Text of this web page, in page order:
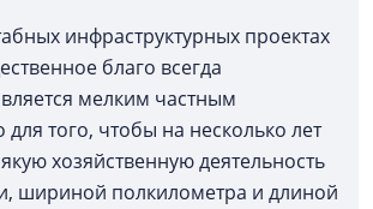
инфраструктурных проектах
благо всегда
мелким частным
того, чтобы на несколько лет
хозяйственную деятельность
шириной полкилометра и длиной